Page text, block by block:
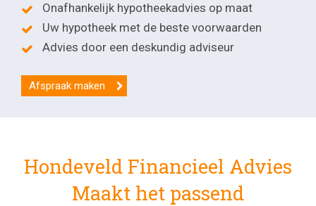
Onafhankelijk hypotheekadvies op maat
Uw hypotheek met de beste voorwaarden
Advies door een deskundig adviseur
Afspraak maken
Hondeveld Financieel Advies
Maakt het passend